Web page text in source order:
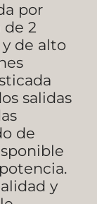
por
de 2
de alto
salidas
de
y